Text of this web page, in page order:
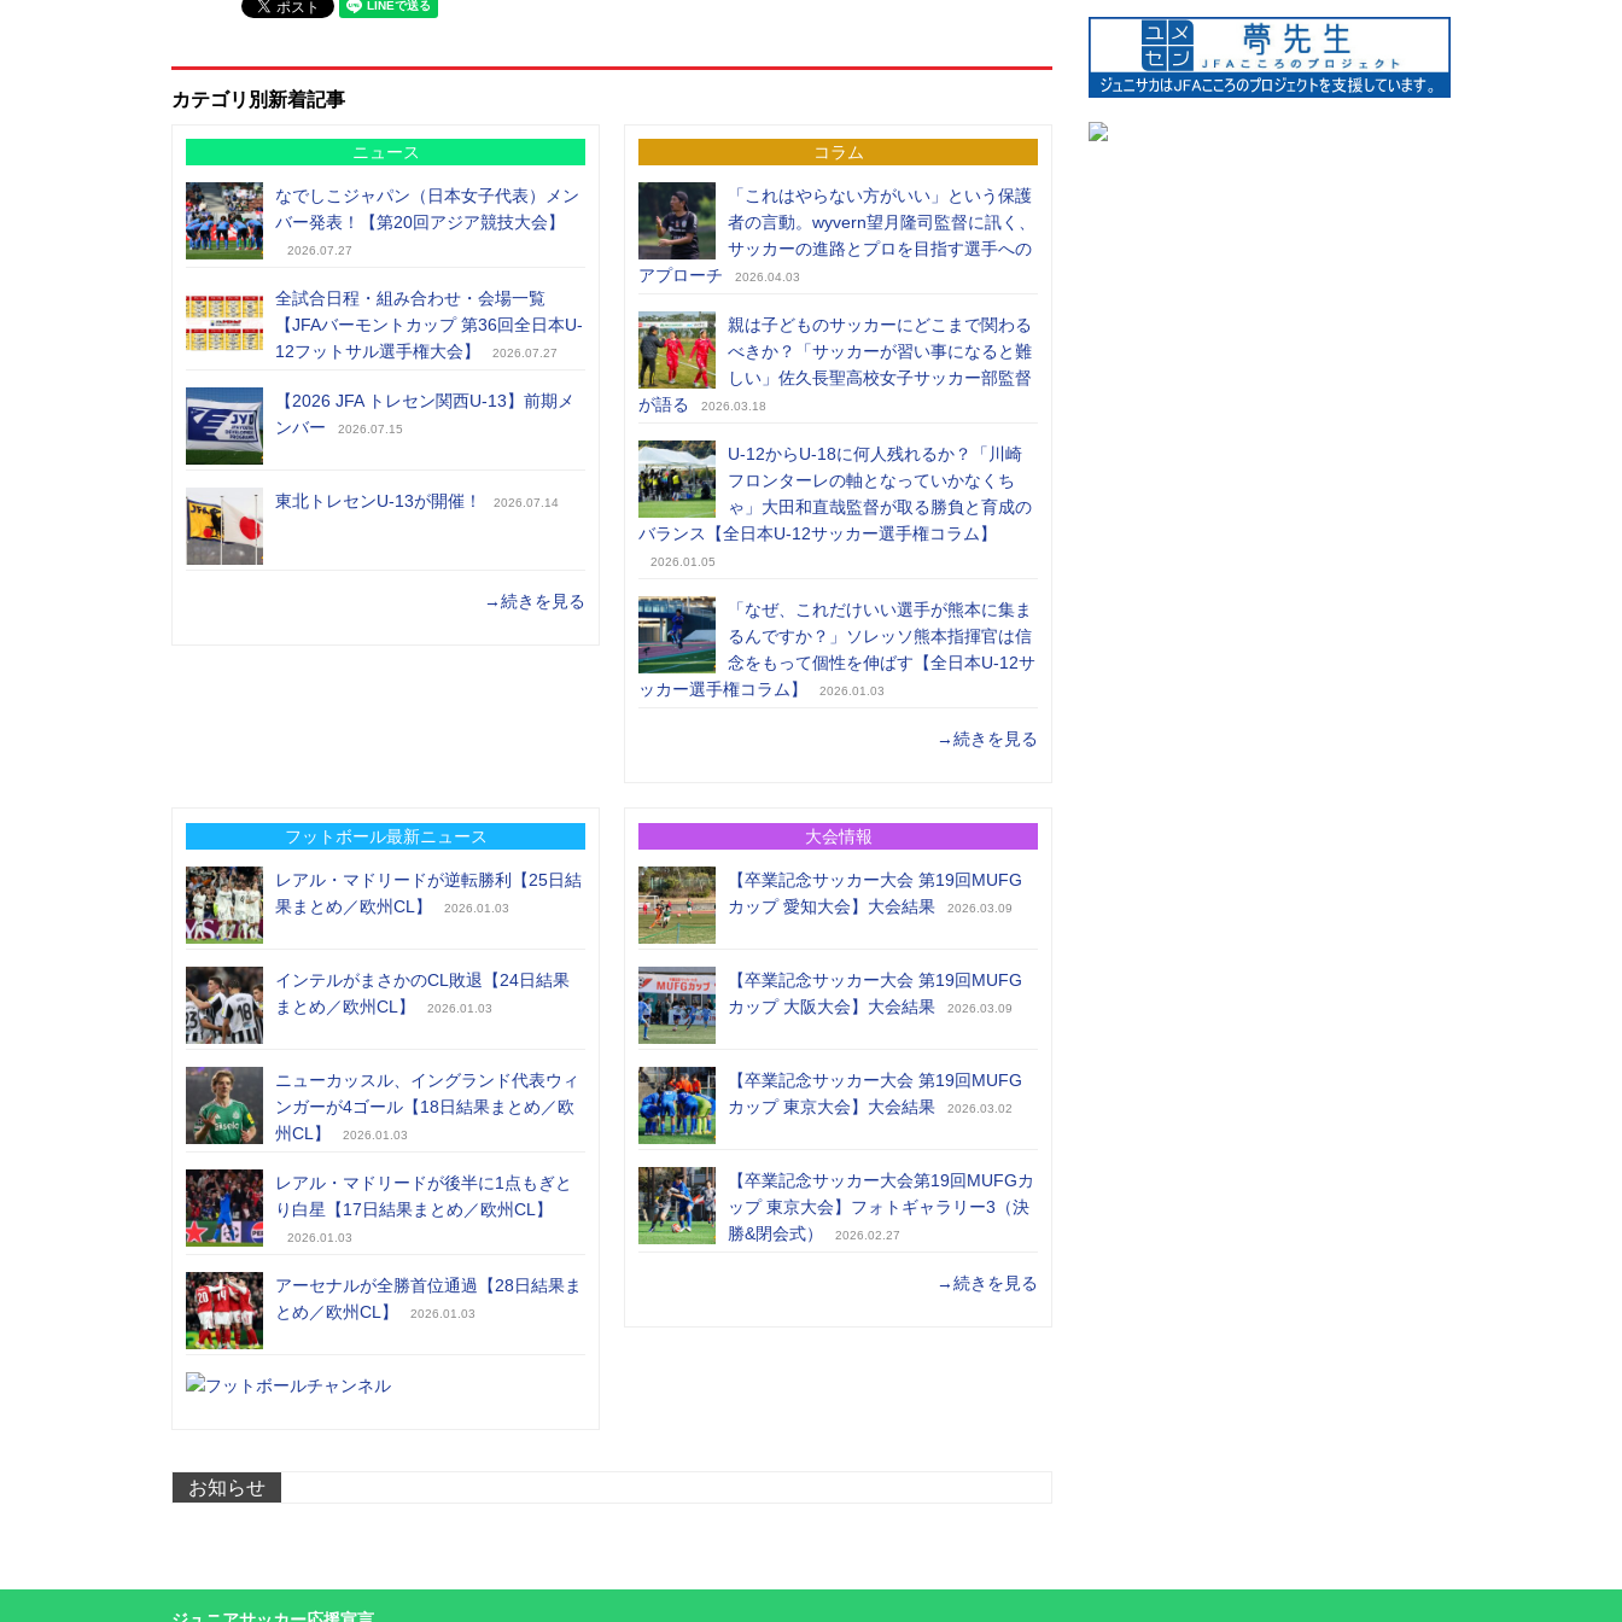
カテゴリ別新着記事
ニュース
なでしこジャパン（日本女子代表）メン
バー発表！【第20回アジア競技大会】
2026.07.27
全試合日程・組み合わせ・会場一覧
【JFAバーモントカップ 第36回全日本U-
12フットサル選手権大会】
2026.07.27
【2026 JFA トレセン関西U-13】前期メ
ンバー
2026.07.15
東北トレセンU-13が開催！ 2026.07.14
→続きを見る
コラム
「これはやらない方がいい」という保護
者の言動。wyvern望月隆司監督に訊く、
サッカーの進路とプロを目指す選手への
アプローチ
2026.04.03
親は子どものサッカーにどこまで関わる
べきか？「サッカーが習い事になると難
しい」佐久長聖高校女子サッカー部監督
が語る
2026.03.18
U-12からU-18に何人残れるか？「川崎
フロンターレの軸となっていかなくち
ゃ」大田和直哉監督が取る勝負と育成の
バランス【全日本U-12サッカー選手権コラム】
2026.01.05
「なぜ、これだけいい選手が熊本に集ま
るんですか？」ソレッソ熊本指揮官は信
念をもって個性を伸ばす【全日本U-12サ
ッカー選手権コラム】
2026.01.03
→続きを見る
フットボール最新ニュース
レアル・マドリードが逆転勝利【25日結
果まとめ／欧州CL】
2026.01.03
インテルがまさかのCL敗退【24日結果
まとめ／欧州CL】
2026.01.03
ニューカッスル、イングランド代表ウィ
ンガーが4ゴール【18日結果まとめ／欧
州CL】
2026.01.03
レアル・マドリードが後半に1点もぎと
り白星【17日結果まとめ／欧州CL】
2026.01.03
アーセナルが全勝首位通過【28日結果ま
とめ／欧州CL】
2026.01.03
大会情報
【卒業記念サッカー大会 第19回MUFG
カップ 愛知大会】大会結果
2026.03.09
【卒業記念サッカー大会 第19回MUFG
カップ 大阪大会】大会結果
2026.03.09
【卒業記念サッカー大会 第19回MUFG
カップ 東京大会】大会結果
2026.03.02
【卒業記念サッカー大会第19回MUFGカ
ップ 東京大会】フォトギャラリー3（決
勝&閉会式）
2026.02.27
→続きを見る
お知らせ